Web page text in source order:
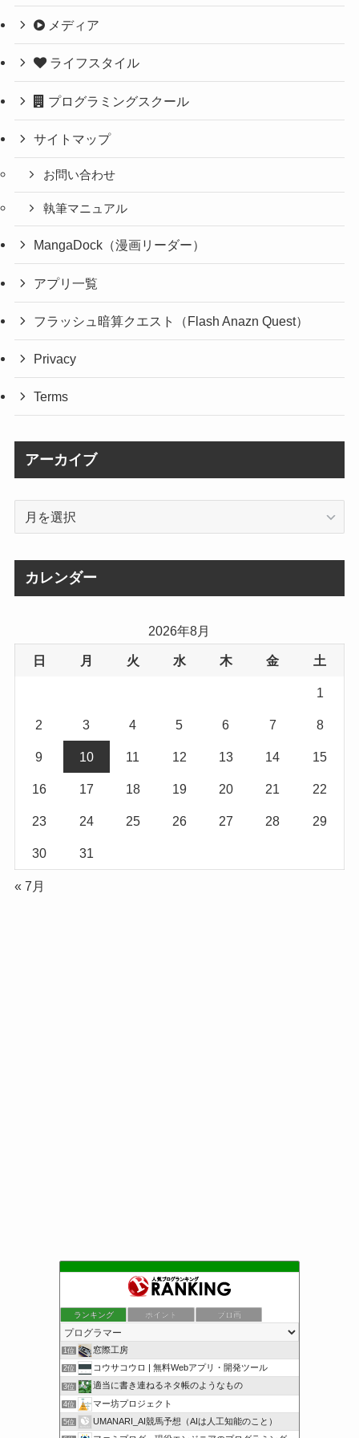
メディア
ライフスタイル
プログラミングスクール
サイトマップ
お問い合わせ
執筆マニュアル
MangaDock（漫画リーダー）
アプリ一覧
フラッシュ暗算クエスト（Flash Anazn Quest）
Privacy
Terms
アーカイブ
カレンダー
2026年8月
日 月 火 水 木 金 土
1
2 3 4 5 6 7 8
9 10 11 12 13 14 15
16 17 18 19 20 21 22
23 24 25 26 27 28 29
30 31
« 7月
ランキング ポイント ブロ画
1位 窓際工房
2位 コウサコウロ | 無料Webアプリ・開発ツール
3位 適当に書き連ねるネタ帳のようなもの
4位 マー坊プロジェクト
5位 UMANARI_AI競馬予想（AIは人工知能のこと）